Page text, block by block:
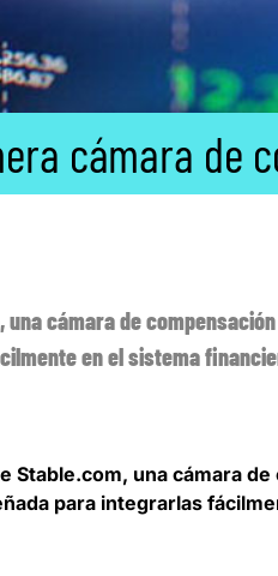
cámara de
cámara de
en el sistema
Stable.com, una cámara de
para integrarlas